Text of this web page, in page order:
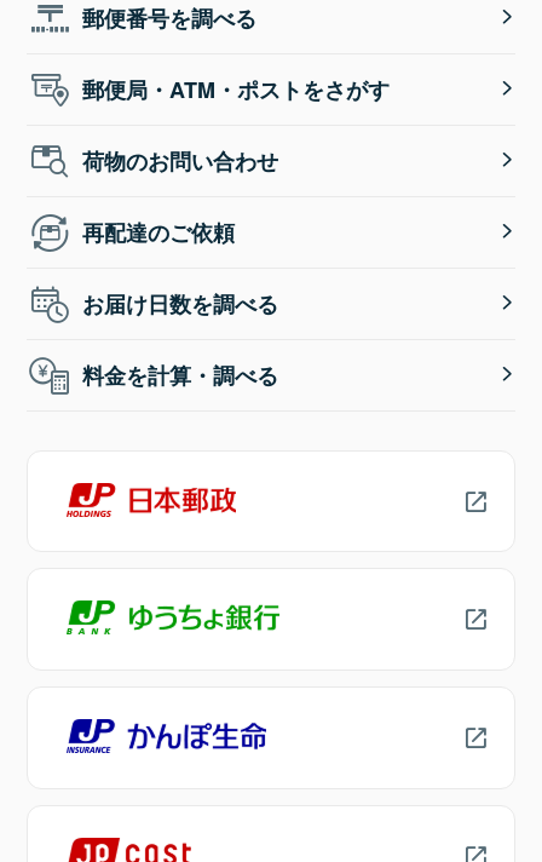
郵便番号を調べる
郵便局・ATM・ポストをさがす
荷物のお問い合わせ
再配達のご依頼
お届け日数を調べる
料金を計算・調べる